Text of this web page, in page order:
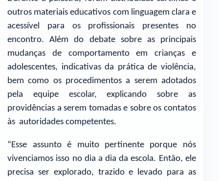
outros materiais educativos com linguagem clara e
acessível para os profissionais presentes no
encontro. Além do debate sobre as principais
mudanças de comportamento em crianças e
adolescentes, indicativas da prática de violência,
bem como os procedimentos a serem adotados
pela equipe escolar, explicando sobre as
providências a serem tomadas e sobre os contatos
às autoridades competentes.
“Esse assunto é muito pertinente porque nós
vivenciamos isso no dia a dia da escola. Então, ele
precisa ser explorado, trazido e levado para as